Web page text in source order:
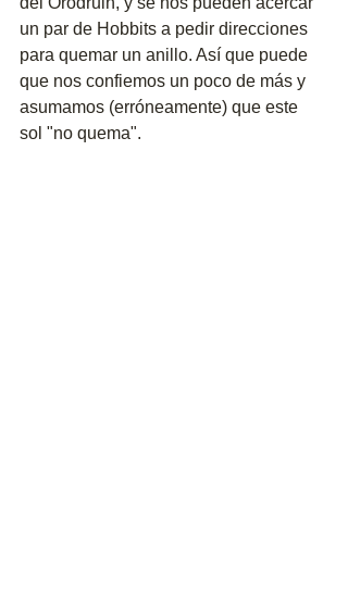
un par de Hobbits a pedir direcciones
para quemar un anillo. Así que puede
que nos confiemos un poco de más y
asumamos (erróneamente) que este
sol "no quema".